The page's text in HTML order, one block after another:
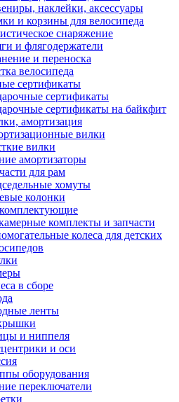
наклейки, аксессуары
и корзины для велосипеда
снаряжение
и флягодержатели
и переноска
велосипеда
сертификаты
сертификаты
сертификаты на байкфит
амортизация
вилки
вилки
амортизаторы
для рам
хомуты
колонки
комплекты и запчасти
колеса для детских
в сборе
ленты
и ниппеля
и оси
оборудования
переключатели